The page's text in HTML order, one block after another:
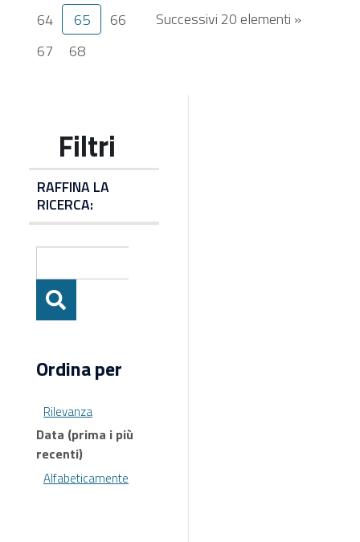
Successivi 20 elementi »
64
65
66
67
68
RAFFINA LA
RICERCA:
Ordina per
Rilevanza
Data (prima i più
recenti)
Alfabeticamente